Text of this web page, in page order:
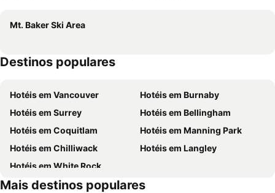
Mt. Baker Ski Area
Destinos populares
Hotéis em Vancouver
Hotéis em Burnaby
Hotéis em Surrey
Hotéis em Bellingham
Hotéis em Coquitlam
Hotéis em Manning Park
Hotéis em Chilliwack
Hotéis em Langley
Hotéis em White Rock
Mais destinos populares